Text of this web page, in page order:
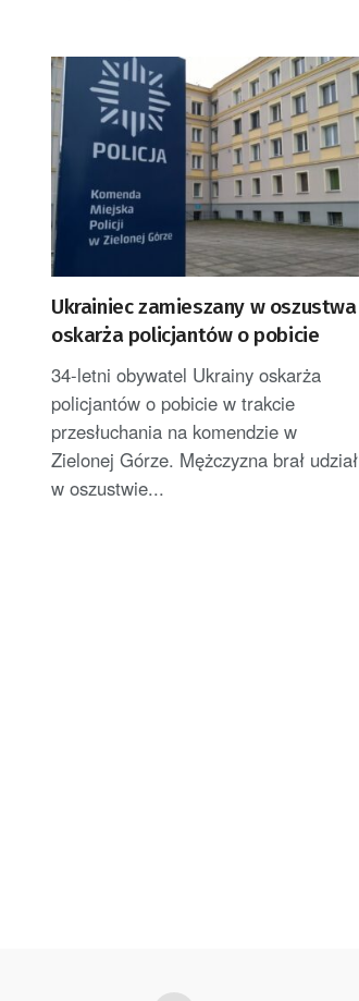
Ukrainiec zamieszany w oszustwa
oskarża policjantów o pobicie
34-letni obywatel Ukrainy oskarża
policjantów o pobicie w trakcie
przesłuchania na komendzie w
Zielonej Górze. Mężczyzna brał udział
w oszustwie...